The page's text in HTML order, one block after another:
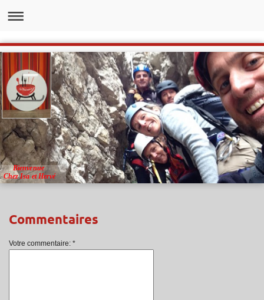
Bienvenue
Chez Isa et Hervé
Commentaires
Votre commentaire: *